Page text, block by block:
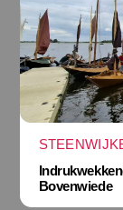
Bovenwiede